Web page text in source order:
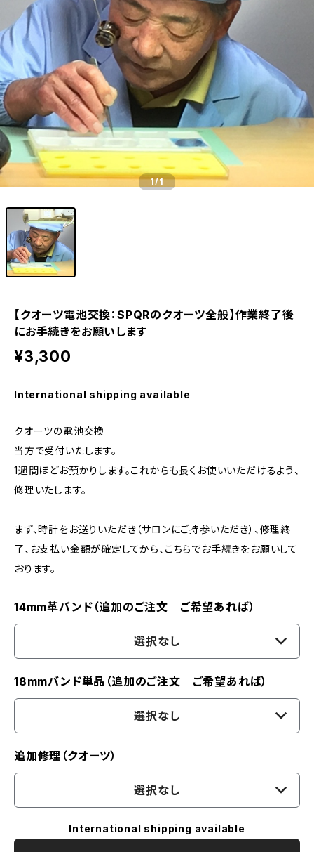
Ventuno st ストレート
Ubud 機械式
五十嵐威暢デザイン
earth watch
OUTLET
sapporo star watch
DUAL TIME 12+24
NURSE WATCH（ナースウオッチ）
TASCHETTA（タスケッタ）
PULSE WATCH（パルスウオッチ）
POCKET CHRONO（ポケットクロノ）
Da Vinch（ダ・ヴィンチ）
outlet
手巻付自動巻・自動巻用（18mm）
arita ism ss・urushi ss（20mm）
arita ism・urushi kiso（17mm）
マスターピース用（18ｍｍ）
小型・婦人用（14mm）
eki ・starwatch37用（20mm）
eki ・sapporo starwatch 用（17mm）
1/1
【クオーツ電池交換：SPQRのクオーツ全般】作業終了後
にお手続きをお願いします
¥3,300
International shipping available
クオーツの電池交換
当方で受付いたします。
1週間ほどお預かりします。これからも長くお使いいただけるよう、
修理いたします。
まず、時計をお送りいただき（サロンにご持参いただき）、修理終
了、お支払い金額が確定してから、こちらでお手続きをお願いして
おります。
14mm革バンド（追加のご注文 ご希望あれば）
選択なし
18mmバンド単品（追加のご注文 ご希望あれば）
選択なし
追加修理（クオーツ）
選択なし
International shipping available